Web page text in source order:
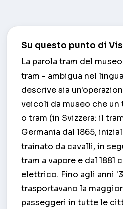
Su questo punto di
La parola tram del
tram - ambigua nel
descrive sia
veicoli da museo che
o tram (in Svizzera: il
Germania dal 1865,
trainato da cavalli, in
tram a vapore e dal 1881
elettrico. Fino agli anni
trasportavano la
passeggeri in tutte le